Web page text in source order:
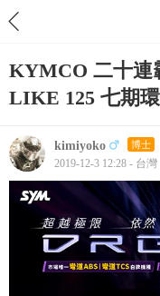
KYMCO 二十連
LIKE 125 七期
kimiyoko 博士
2019-12-3 12:28 - 台灣